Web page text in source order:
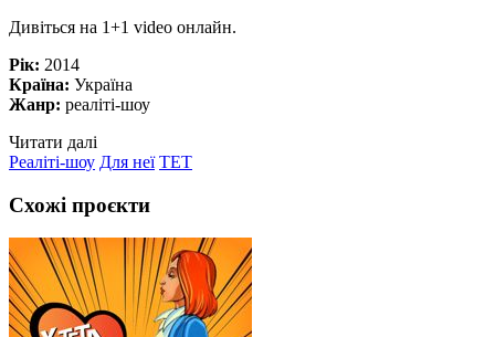
Дивіться на 1+1 video онлайн.
Рік: 2014
Країна: Україна
Жанр: реаліті-шоу
Читати далі
Реаліті-шоу Для неї ТЕТ
Схожі проєкти